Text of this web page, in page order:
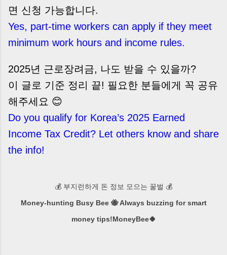
면 신청 가능합니다.
Yes, part-time workers can apply if they meet
minimum work hours and income rules.
2025년 근로장려금, 나도 받을 수 있을까?
이 글로 기준 정리 끝! 필요한 분들에게 꼭 공유
해주세요 😊
Do you qualify for Korea’s 2025 Earned
Income Tax Credit? Let others know and share
the info!
💰 부지런하게 돈 정보 모으는 꿀벌 💰
Money-hunting Busy Bee 🐝 Always buzzing for smart
money tips!MoneyBee🍀